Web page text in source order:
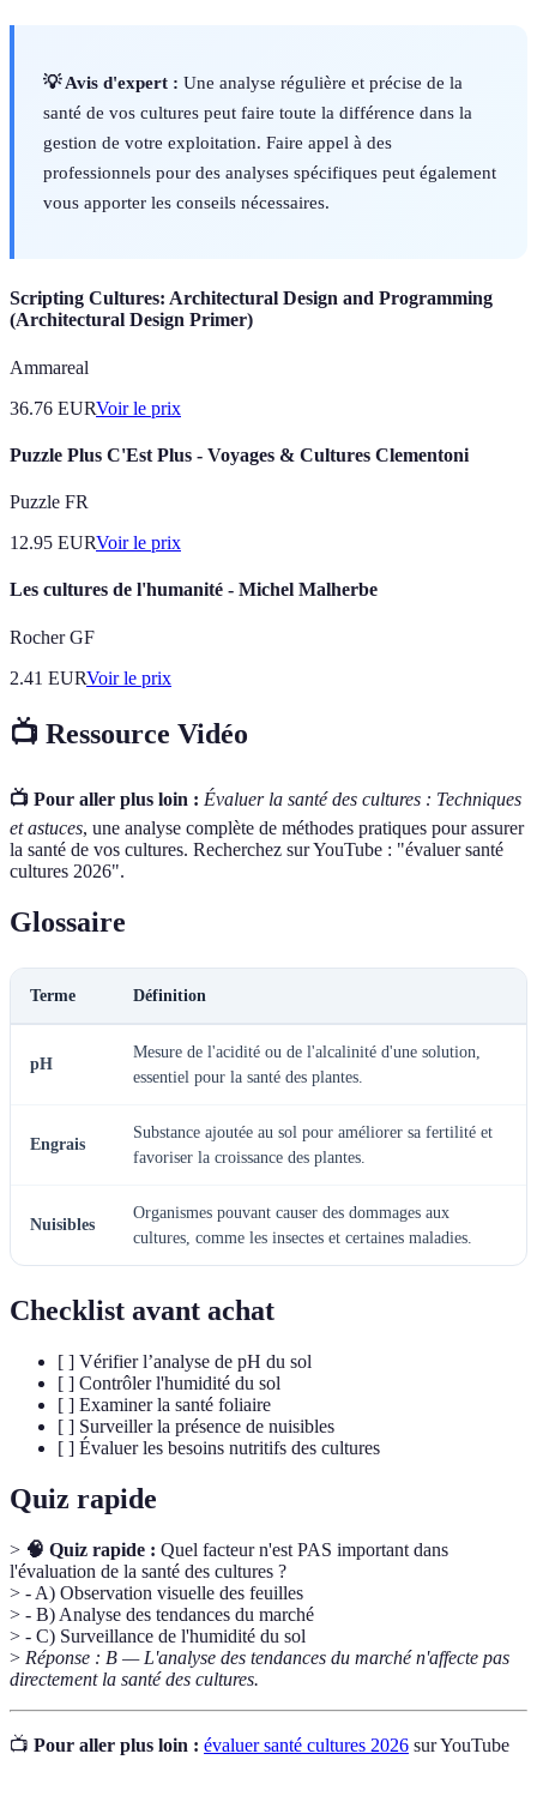
💡 Avis d'expert : Une analyse régulière et précise de la
santé de vos cultures peut faire toute la différence dans la
gestion de votre exploitation. Faire appel à des
professionnels pour des analyses spécifiques peut également
vous apporter les conseils nécessaires.
Scripting Cultures: Architectural Design and Programming
(Architectural Design Primer)
Ammareal
36.76 EURVoir le prix
Puzzle Plus C'Est Plus - Voyages & Cultures Clementoni
Puzzle FR
12.95 EURVoir le prix
Les cultures de l'humanité - Michel Malherbe
Rocher GF
2.41 EURVoir le prix
📺 Ressource Vidéo
📺 Pour aller plus loin : Évaluer la santé des cultures : Techniques
et astuces, une analyse complète de méthodes pratiques pour assurer
la santé de vos cultures. Recherchez sur YouTube : "évaluer santé
cultures 2026".
Glossaire
Terme Définition
pH
Mesure de l'acidité ou de l'alcalinité d'une solution,
essentiel pour la santé des plantes.
Engrais
Substance ajoutée au sol pour améliorer sa fertilité et
favoriser la croissance des plantes.
Nuisibles
Organismes pouvant causer des dommages aux
cultures, comme les insectes et certaines maladies.
Checklist avant achat
[ ] Vérifier l’analyse de pH du sol
[ ] Contrôler l'humidité du sol
[ ] Examiner la santé foliaire
[ ] Surveiller la présence de nuisibles
[ ] Évaluer les besoins nutritifs des cultures
Quiz rapide
> 🧠 Quiz rapide : Quel facteur n'est PAS important dans
l'évaluation de la santé des cultures ?
> - A) Observation visuelle des feuilles
> - B) Analyse des tendances du marché
> - C) Surveillance de l'humidité du sol
> Réponse : B — L'analyse des tendances du marché n'affecte pas
directement la santé des cultures.
📺 Pour aller plus loin : évaluer santé cultures 2026 sur YouTube